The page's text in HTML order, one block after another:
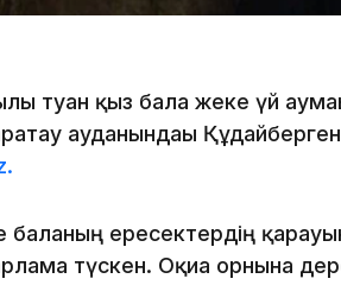
туған қыз бала жеке үй
ауданындағы
баланың ересектердің
түскен. Оқиға орнына